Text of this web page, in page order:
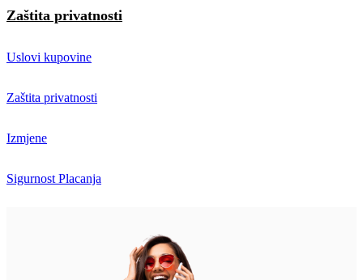
Zaštita privatnosti
Uslovi kupovine
Zaštita privatnosti
Izmjene
Sigurnost Placanja